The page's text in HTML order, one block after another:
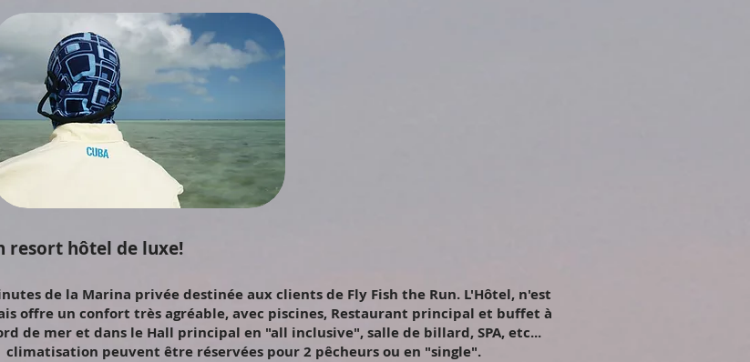
resort hôtel de luxe!
de la Marina privée destinée aux clients de Fly Fish the Run. L'Hôtel, n'est
offre un confort très agréable, avec piscines, Restaurant principal et buffet à
de mer et dans le Hall principal en "all inclusive", salle de billard, SPA, etc...
climatisation peuvent être réservées pour 2 pêcheurs ou en "single".